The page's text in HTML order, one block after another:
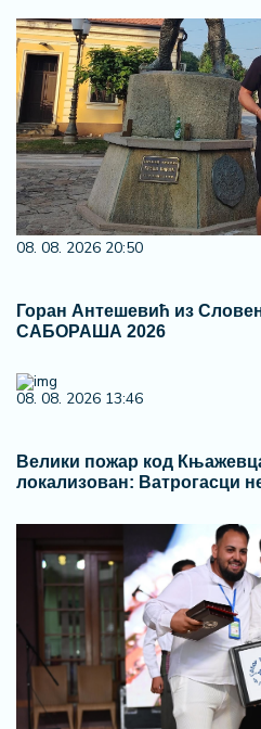
08. 08. 2026 20:50
Горан Антешевић из
САБОРАША 2026
08. 08. 2026 13:46
Велики пожар код
локализован: Ватрогасци